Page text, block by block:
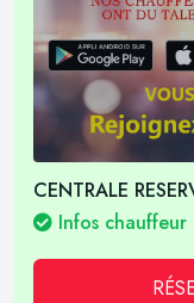
CENTRALE
Infos chauffeur